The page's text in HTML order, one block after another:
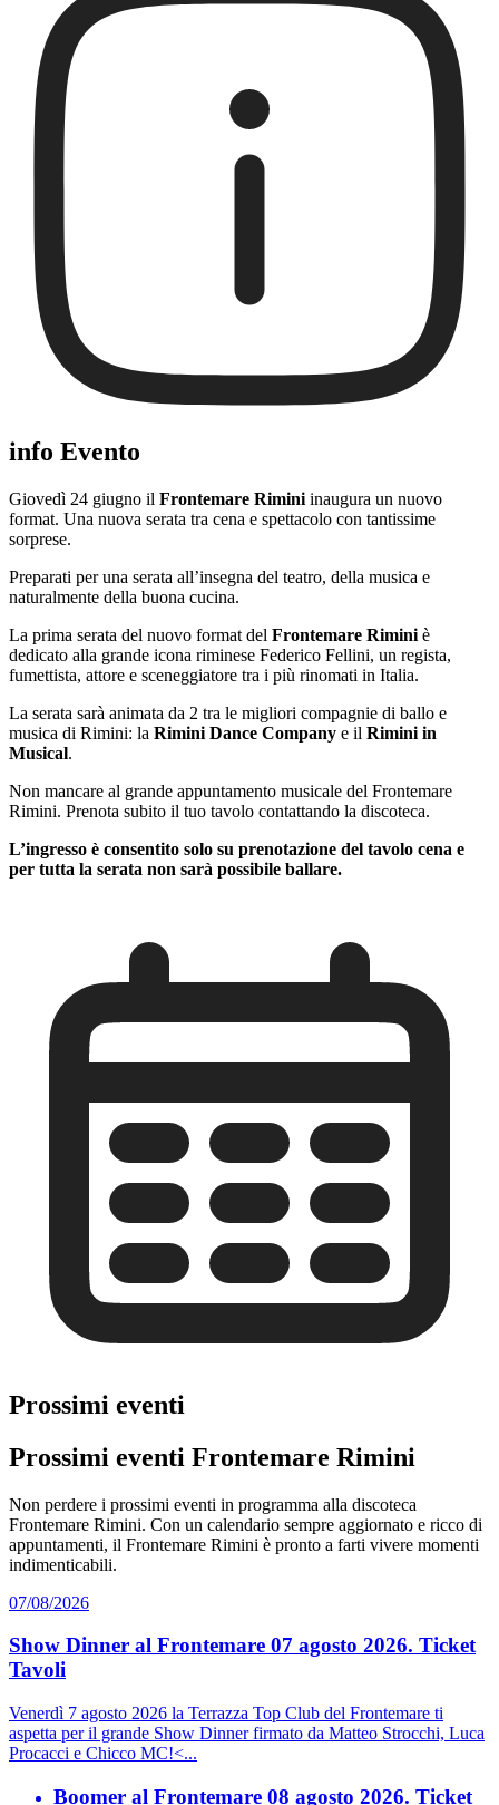
info Evento
Giovedì 24 giugno il Frontemare Rimini inaugura un nuovo
format. Una nuova serata tra cena e spettacolo con tantissime
sorprese.
Preparati per una serata all’insegna del teatro, della musica e
naturalmente della buona cucina.
La prima serata del nuovo format del Frontemare Rimini è
dedicato alla grande icona riminese Federico Fellini, un regista,
fumettista, attore e sceneggiatore tra i più rinomati in Italia.
La serata sarà animata da 2 tra le migliori compagnie di ballo e
musica di Rimini: la Rimini Dance Company e il Rimini in
Musical.
Non mancare al grande appuntamento musicale del Frontemare
Rimini. Prenota subito il tuo tavolo contattando la discoteca.
L’ingresso è consentito solo su prenotazione del tavolo cena e
per tutta la serata non sarà possibile ballare.
Prossimi eventi
Prossimi eventi Frontemare Rimini
Non perdere i prossimi eventi in programma alla discoteca
Frontemare Rimini. Con un calendario sempre aggiornato e ricco di
appuntamenti, il Frontemare Rimini è pronto a farti vivere momenti
indimenticabili.
07/08/2026
Show Dinner al Frontemare 07 agosto 2026. Ticket
Tavoli
Venerdì 7 agosto 2026 la Terrazza Top Club del Frontemare ti
aspetta per il grande Show Dinner firmato da Matteo Strocchi, Luca
Procacci e Chicco MC!<...
Boomer al Frontemare 08 agosto 2026. Ticket